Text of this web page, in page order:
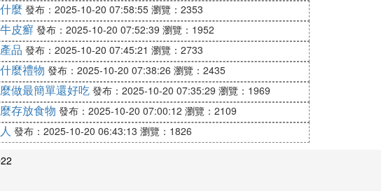
請人足以承擔其在印所有花費和往返旅費的證明。
月一次有效，入境後應在三十天內且其簽證失效前
約需六至八個星期。
方會議主辦機構邀請函。會議簽證一般為一個月一
麼 發布：2025-10-20 07:58:55 瀏覽：2353
皮癬 發布：2025-10-20 07:52:39 瀏覽：1952
品 發布：2025-10-20 07:45:21 瀏覽：2733
麼禮物 發布：2025-10-20 07:38:26 瀏覽：2435
做最簡單還好吃 發布：2025-10-20 07:35:29 瀏覽：1969
存放食物 發布：2025-10-20 07:00:12 瀏覽：2109
發布：2025-10-20 06:43:13 瀏覽：1826